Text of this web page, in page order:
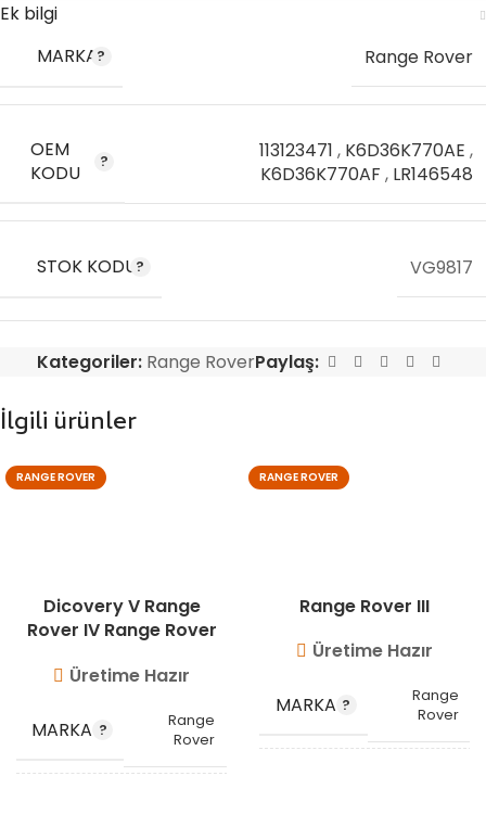
Ek bilgi
MARKA
Range Rover
OEM
KODU
113123471 , K6D36K770AE ,
K6D36K770AF , LR146548
STOK KODU VG9817
Kategoriler: Range RoverPaylaş:
İlgili ürünler
RANGE ROVER
Dicovery V Range
Rover IV Range Rover
Üretime Hazır
MARKA
Range
Rover
RANGE ROVER
Range Rover III
Üretime Hazır
MARKA
Range
Rover